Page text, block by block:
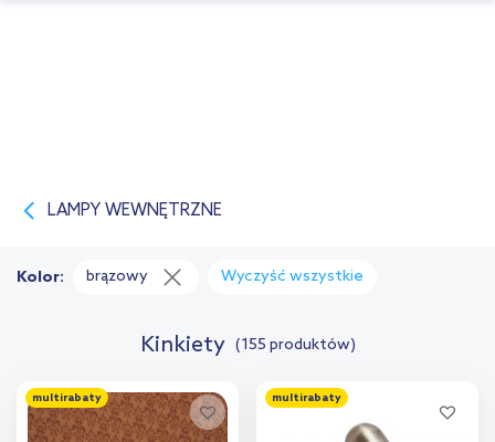
LAMPY WEWNĘTRZNE
Kinkiety (155 produktów)
Kolor: brązowy Wyczyść wszystkie
multirabaty multirabaty